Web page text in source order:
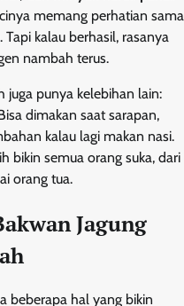
memang perhatian sama
kalau berhasil, rasanya
nambah terus.
juga punya kelebihan lain:
dimakan saat sarapan,
kalau lagi makan nasi.
bikin semua orang suka, dari
orang tua.
Jagung
beberapa hal yang bikin